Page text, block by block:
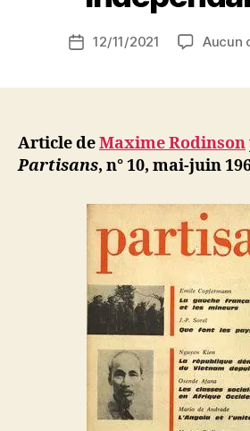
de
N
Date12/11/2021 Aucun
Article deMaxime Rodinson
Partisans, n° 10, mai-juin